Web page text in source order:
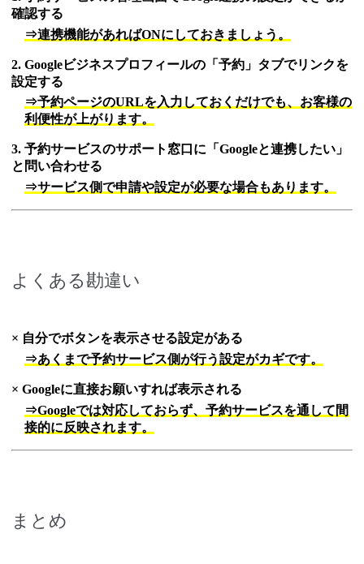
確認する
⇒連携機能があればONにしておきましょう。
2. Googleビジネスプロフィールの「予約」タブでリンクを
設定する
⇒予約ページのURLを入力しておくだけでも、お客様の
利便性が上がります。
3. 予約サービスのサポート窓口に「Googleと連携したい」
と問い合わせる
⇒サービス側で申請や設定が必要な場合もあります。
よくある勘違い
× 自分でボタンを表示させる設定がある
⇒あくまで予約サービス側が行う設定がカギです。
× Googleに直接お願いすれば表示される
⇒Googleでは対応しておらず、予約サービスを通して間
接的に反映されます。
まとめ